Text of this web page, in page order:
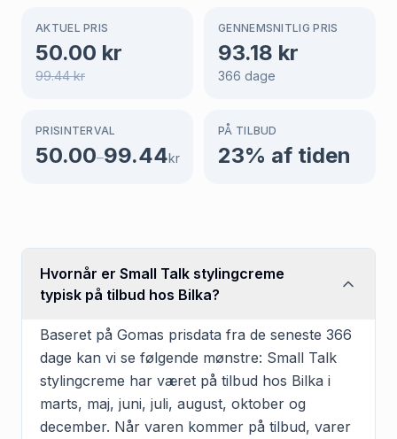
AKTUEL PRIS
50.00 kr
99.44kr
GENNEMSNITLIG PRIS
93.18 kr
366 dage
PRISINTERVAL
50.00–99.44kr
PÅ TILBUD
23% af tiden
Hvornår er Small Talk stylingcreme
typisk på tilbud hos Bilka?
Baseret på Gomas prisdata fra de seneste 366
dage kan vi se følgende mønstre: Small Talk
stylingcreme har været på tilbud hos Bilka i
marts, maj, juni, juli, august, oktober og
december. Når varen kommer på tilbud, varer